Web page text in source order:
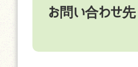
お問い合わせ先